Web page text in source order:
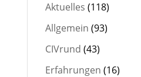
Aktuelles (118)
Allgemein (93)
CIVrund (43)
Erfahrungen (16)